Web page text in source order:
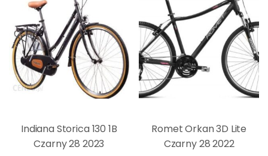
Indiana Storica 130 1B
Czarny 28 2023
Romet Orkan 3D Lite
Czarny 28 2022